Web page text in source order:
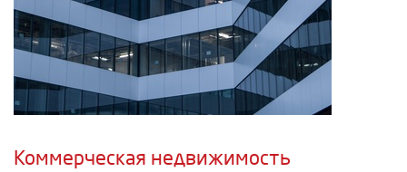
Коммерческая недвижимость